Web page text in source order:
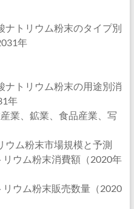
ナトリウム粉末のタイプ別
年
ナトリウム粉末の用途別消
年
業、鉱業、食品産業、写
ウム粉末市場規模と予測
リウム粉末消費額（2020年
リウム粉末販売数量（2020